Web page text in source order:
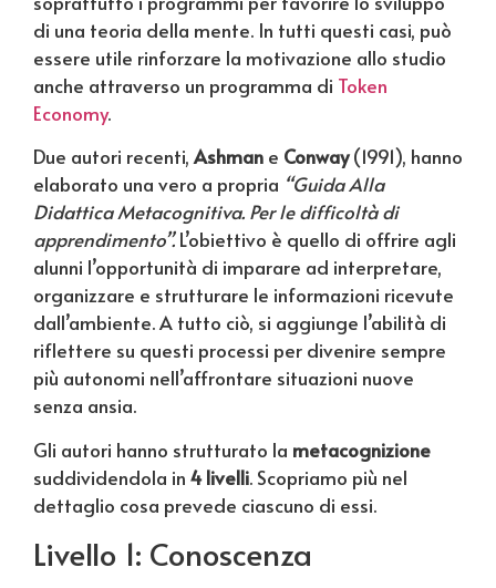
di una teoria della mente. In tutti questi casi, può
essere utile rinforzare la motivazione allo studio
anche attraverso un programma di Token
Economy.
Due autori recenti,Ashman e Conway(1991), hanno
elaborato una vero a propria “Guida Alla
Didattica Metacognitiva. Per le difficoltà di
apprendimento”.L’obiettivo è quello di offrire agli
alunni l’opportunità di imparare ad interpretare,
organizzare e strutturare le informazioni ricevute
dall’ambiente. A tutto ciò, si aggiunge l’abilità di
riflettere su questi processi per divenire sempre
più autonomi nell’affrontare situazioni nuove
senza ansia.
Gli autori hanno strutturato la metacognizione
suddividendola in 4 livelli. Scopriamo più nel
dettaglio cosa prevede ciascuno di essi.
Livello 1: Conoscenza